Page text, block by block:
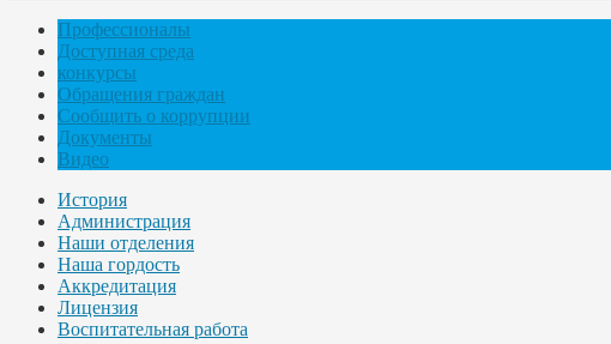
Профессионалы
Доступная среда
конкурсы
Обращения граждан
Сообщить о коррупции
Документы
Видео
История
Администрация
Наши отделения
Наша гордость
Аккредитация
Лицензия
Воспитательная работа